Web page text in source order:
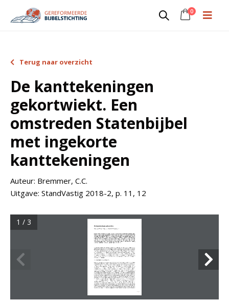
0
Terug naar overzicht
De kanttekeningen
gekortwiekt. Een
omstreden Statenbijbel
met ingekorte
kanttekeningen
Auteur: Bremmer, C.C.
Uitgave: StandVastig 2018-2, p. 11, 12
1 / 3